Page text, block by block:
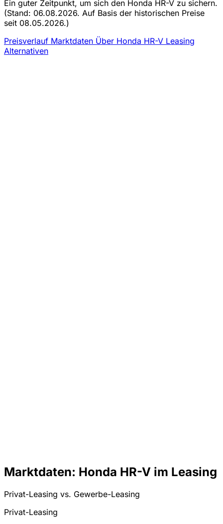
Ein guter Zeitpunkt, um sich den Honda HR-V zu sichern.
(Stand: 06.08.2026. Auf Basis der historischen Preise
seit 08.05.2026.)
Preisverlauf Marktdaten Über Honda HR-V Leasing
Alternativen
Marktdaten: Honda HR-V im Leasing
Privat-Leasing vs. Gewerbe-Leasing
Privat-Leasing